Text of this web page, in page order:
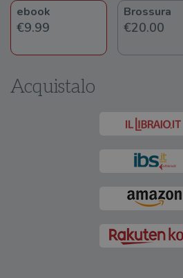
ebook
€9.99
Brossura
€20.00
Acquistalo